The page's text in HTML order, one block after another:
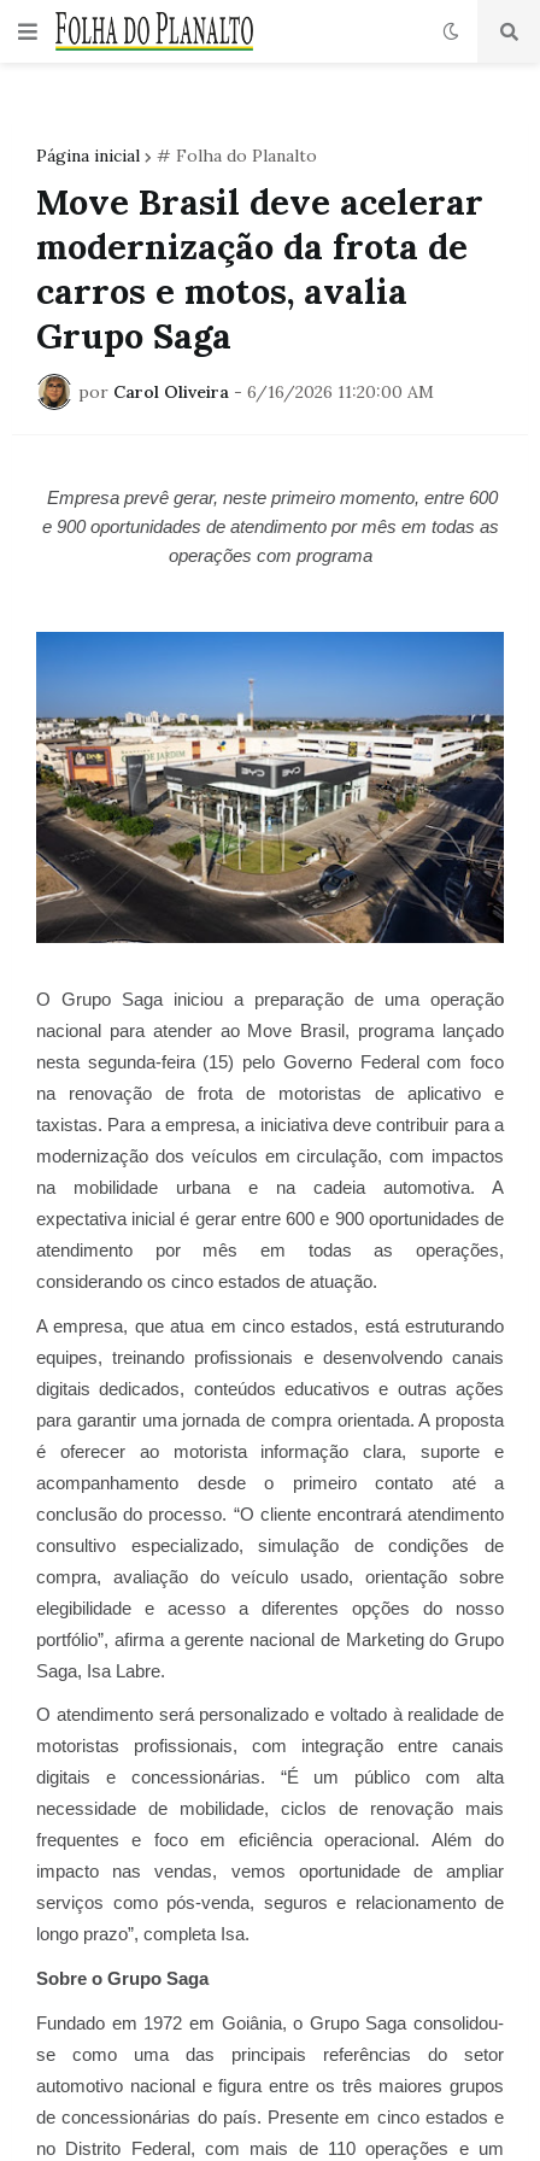
Página inicial # Folha do Planalto
Move Brasil deve acelerar
modernização da frota de
carros e motos, avalia
Grupo Saga
por Carol Oliveira - 6/16/2026 11:20:00 AM
Empresa prevê gerar, neste primeiro momento, entre 600
e 900 oportunidades de atendimento por mês em todas as
operações com programa
O Grupo Saga iniciou a preparação de uma operação
nacional para atender ao Move Brasil, programa lançado
nesta segunda-feira (15) pelo Governo Federal com foco
na renovação de frota de motoristas de aplicativo e
taxistas. Para a empresa, a iniciativa deve contribuir para a
modernização dos veículos em circulação, com impactos
na mobilidade urbana e na cadeia automotiva. A
expectativa inicial é gerar entre 600 e 900 oportunidades de
atendimento por mês em todas as operações,
considerando os cinco estados de atuação.
A empresa, que atua em cinco estados, está estruturando
equipes, treinando profissionais e desenvolvendo canais
digitais dedicados, conteúdos educativos e outras ações
para garantir uma jornada de compra orientada. A proposta
é oferecer ao motorista informação clara, suporte e
acompanhamento desde o primeiro contato até a
conclusão do processo. “O cliente encontrará atendimento
consultivo especializado, simulação de condições de
compra, avaliação do veículo usado, orientação sobre
elegibilidade e acesso a diferentes opções do nosso
portfólio”, afirma a gerente nacional de Marketing do Grupo
Saga, Isa Labre.
O atendimento será personalizado e voltado à realidade de
motoristas profissionais, com integração entre canais
digitais e concessionárias. “É um público com alta
necessidade de mobilidade, ciclos de renovação mais
frequentes e foco em eficiência operacional. Além do
impacto nas vendas, vemos oportunidade de ampliar
serviços como pós-venda, seguros e relacionamento de
longo prazo”, completa Isa.
Sobre o Grupo Saga
Fundado em 1972 em Goiânia, o Grupo Saga consolidou-
se como uma das principais referências do setor
automotivo nacional e figura entre os três maiores grupos
de concessionárias do país. Presente em cinco estados e
no Distrito Federal, com mais de 110 operações e um